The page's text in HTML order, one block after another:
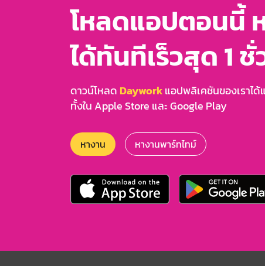
โหลดแอปตอนนี้
ได้ทันทีเร็วสุด 1 ชั่
ดาวน์โหลด Dayworkแอปพลิเคชันของเราไ
ทั้งใน Apple Store และ Google Play
หางาน หางานพาร์ทไทม์